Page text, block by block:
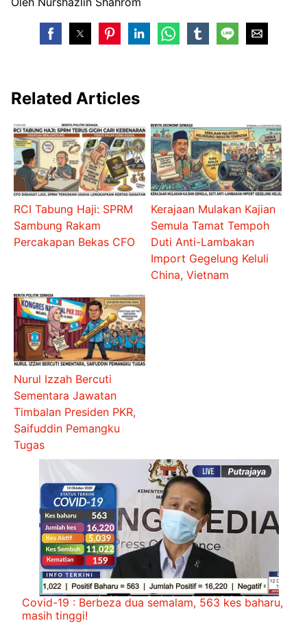
Related Articles
RCI Tabung Haji: SPRM
Sambung Rakam
Percakapan Bekas CFO
Kerajaan Mulakan Kajian
Semula Tamat Tempoh
Duti Anti-Lambakan
Import Gegelung Keluli
China, Vietnam
Nurul Izzah Bercuti
Sementara Jawatan
Timbalan Presiden PKR,
Saifuddin Pemangku
Tugas
Covid-19 : Berbeza dua semalam, 563 kes baharu,
masih tinggi!